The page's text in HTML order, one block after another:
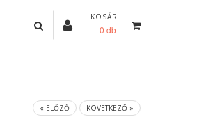
KOSÁR
0 db
« ELŐZŐ KÖVETKEZŐ »